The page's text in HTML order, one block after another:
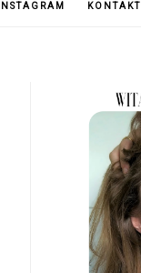
INSTAGRAM KONTAKT